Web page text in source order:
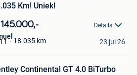
Km! Uniek!
Details
18.035 km 23 jul 26
Continental GT 4.0 BiTurbo